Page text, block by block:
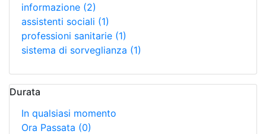
informazione (2)
assistenti sociali (1)
professioni sanitarie (1)
sistema di sorveglianza (1)
Durata
In qualsiasi momento
Ora Passata (0)